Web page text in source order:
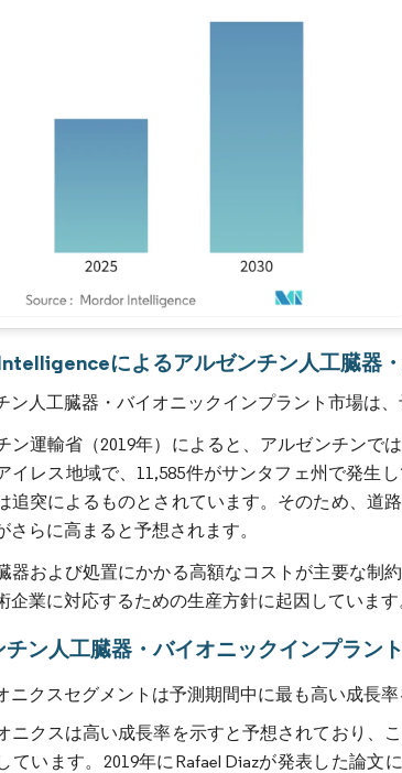
によるアルゼンチン人工臓器
ン人工臓器・バイオニックインプラント市場は、
ン運輸省（2019年）によると、アルゼンチンで
イレス地域で、11,585件がサンタフェ州で発生
追突によるものとされています。そのため、道
さらに高まると予想されます。
器および処置にかかる高額なコストが主要な制
企業に対応するための生産方針に起因しています
チン人工臓器・バイオニックインプラン
ニクスセグメントは予測期間中に最も高い成長
ニクスは高い成長率を示すと予想されており、
ています。2019年にRafael Diazが発表した論